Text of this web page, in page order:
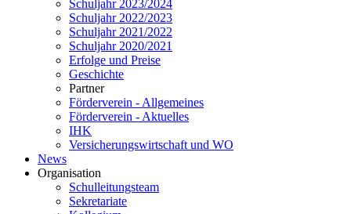
Schuljahr 2023/2024
Schuljahr 2022/2023
Schuljahr 2021/2022
Schuljahr 2020/2021
Erfolge und Preise
Geschichte
Partner
Förderverein - Allgemeines
Förderverein - Aktuelles
IHK
Versicherungswirtschaft und WO
News
Organisation
Schulleitungsteam
Sekretariate